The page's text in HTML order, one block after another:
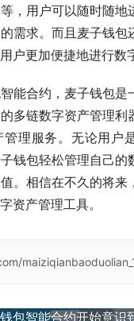
，用户可以随时随地
需求。而且麦子钱包
户更加便捷地进行数
能合约，麦子钱包是
多链数字资产管理利
理服务。无论用户
钱包轻松管理自己的
。相信在不久的将来
资产管理工具。
包智能合约开始意识